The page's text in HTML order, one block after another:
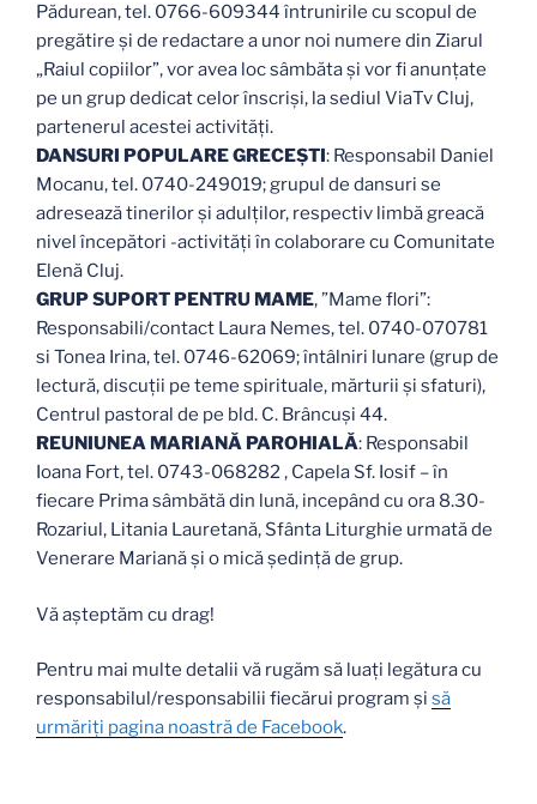
Pădurean, tel. 0766-609344 întrunirile cu scopul de
pregătire și de redactare a unor noi numere din Ziarul
„Raiul copiilor”, vor avea loc sâmbăta și vor fi anunțate
pe un grup dedicat celor înscriși, la sediul ViaTv Cluj,
partenerul acestei activități.
DANSURI POPULARE GRECEȘTI: Responsabil Daniel
Mocanu, tel. 0740-249019; grupul de dansuri se
adresează tinerilor și adulților, respectiv limbă greacă
nivel începători -activități în colaborare cu Comunitate
Elenă Cluj.
GRUP SUPORT PENTRU MAME, ”Mame flori”:
Responsabili/contact Laura Nemes, tel. 0740-070781
si Tonea Irina, tel. 0746-62069; întâlniri lunare (grup de
lectură, discuții pe teme spirituale, mărturii și sfaturi),
Centrul pastoral de pe bld. C. Brâncuși 44.
REUNIUNEA MARIANĂ PAROHIALĂ: Responsabil
Ioana Fort, tel. 0743-068282 , Capela Sf. Iosif – în
fiecare Prima sâmbătă din lună, incepând cu ora 8.30-
Rozariul, Litania Lauretană, Sfânta Liturghie urmată de
Venerare Mariană și o mică ședință de grup.
Vă așteptăm cu drag!
Pentru mai multe detalii vă rugăm să luați legătura cu
responsabilul/responsabilii fiecărui program și să
urmăriți pagina noastră de Facebook.